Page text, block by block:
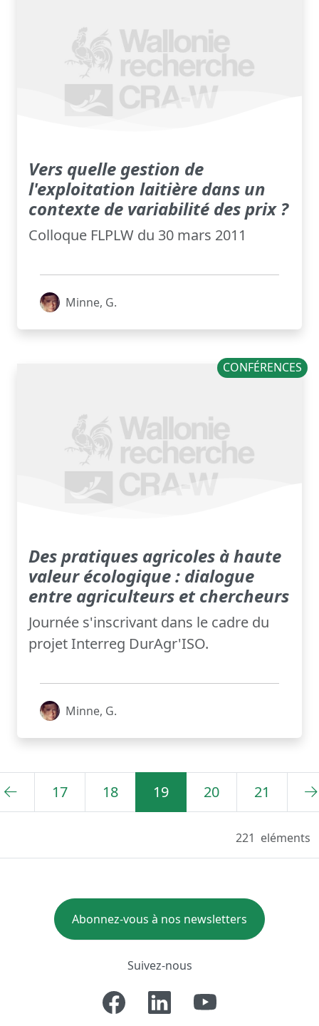
Vers quelle gestion de
l'exploitation laitière dans un
contexte de variabilité des prix ?
Colloque FLPLW du 30 mars 2011
Minne, G.
CONFÉRENCES
Des pratiques agricoles à haute
valeur écologique : dialogue
entre agriculteurs et chercheurs
Journée s'inscrivant dans le cadre du
projet Interreg DurAgr'ISO.
Minne, G.
17 18 19 20 21
221 eléments
Abonnez-vous à nos newsletters
Suivez-nous